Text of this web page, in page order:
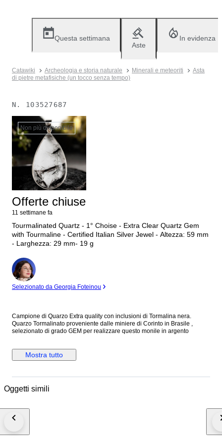
Questa settimana
Aste
In evidenza
Catawiki Archeologia e storia naturale Minerali e meteoriti
Asta
di pietre metafisiche (un tocco senza tempo)
N. 103527687
Non più disponibile
Offerte chiuse
11 settimane fa
Tourmalinated Quartz - 1° Choise - Extra Clear Quartz Gem
with Tourmaline - Certified Italian Silver Jewel - Altezza: 59 mm
- Larghezza: 29 mm- 19 g
Esperto
Selezionato da Georgia Foteinou
Campione di Quarzo Extra quality con inclusioni di Tormalina nera.
Quarzo Tormalinato proveniente dalle miniere di Corinto in Brasile ,
selezionato di grado GEM per realizzare questo monile in argento
Mostra tutto
Oggetti simili